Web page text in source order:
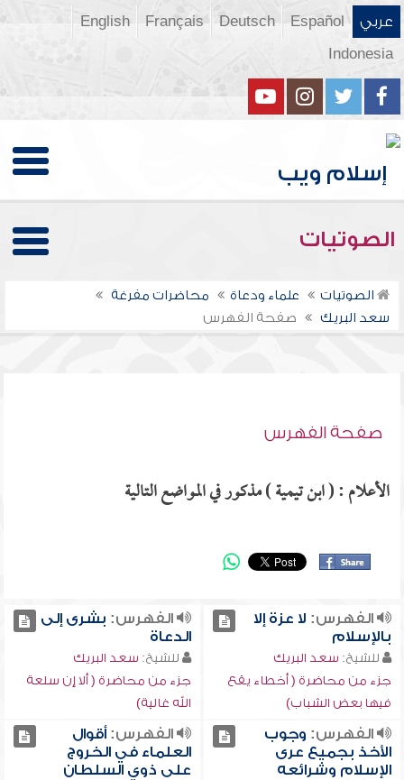
عربي Español
Deutsch
Français
English
Indonesia
الصوتيات
الصوتيات علماء ودعاة
محاضرات مفرغة
سعد البريك
صفحة الفهرس
صفحة الفهرس
الأعلام : ( ابن تيمية ) مذكور في المواضع التالية
الفهرس: لا عزة إلا
بالإسلام
للشيخ: سعد البريك
جزء من محاضرة ( أخطاء يقع
فيها بعض الشباب)
الفهرس: بشرى إلى
الدعاة
للشيخ: سعد البريك
جزء من محاضرة ( ألا إن سلعة
الله غالية)
الفهرس: وجوب
الأخذ بجميع عرى
الإسلام وشرائعه
الفهرس:أقوال
العلماء في الخروج
على ذوي السلطان